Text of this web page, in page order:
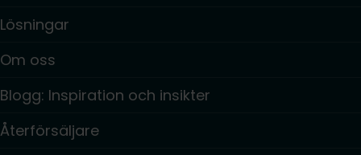
Lösningar
Om oss
Blogg: Inspiration och insikter
Återförsäljare